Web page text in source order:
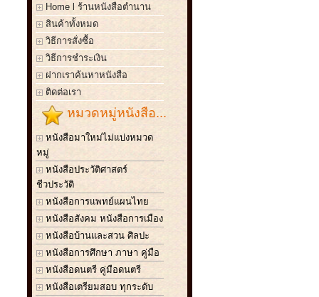
Home l ร้านหนังสือตำนาน
สินค้าทั้งหมด
วิธีการสั่งซื้อ
วิธีการชำระเงิน
ฝากเราค้นหาหนังสือ
ติดต่อเรา
หมวดหมู่หนังสือ...
หนังสือมาใหม่ไม่แบ่งหมวด
หมู่
หนังสือประวัติศาสตร์
ชีวประวัติ
หนังสือการแพทย์แผนไทย
หนังสือสังคม หนังสือการเมือง
หนังสือบ้านและสวน ศิลปะ
หนังสือการศึกษา ภาษา คู่มือ
หนังสือดนตรี คู่มือดนตรี
หนังสือเตรียมสอบ ทุกระดับ